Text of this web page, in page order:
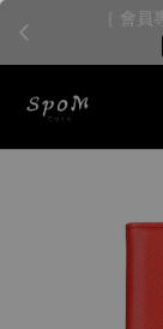
［ 會